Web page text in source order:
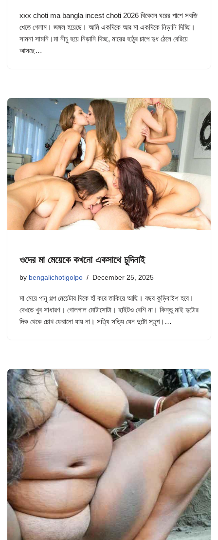
xxx choti ma bangla incest choti 2026 বিকেলে ঘরের পাশে সবজি
খেতে গেলাম। জঙ্গল হয়েছে। আমি একদিকে আর মা একদিকে নিড়ানি দিচ্ছি।
সামনা সামনি।মা নীচু হয়ে নিড়ানি দিচ্ছ, মায়ের হাঠুর চাপে দুধ ঠেলে বেরিয়ে
আসছে…
ওদের মা মেয়েকে কখনো একসাথে চুদিনাই
by bengalichotigolpo December 25, 2025
মা মেয়ে পানু গল্প মেয়েটার দিকে হাঁ করে তাকিয়ে আছি। বছর কুড়িবাইশ হবে।
দেখতে খুব সাধারণ। গোলগাল মোটাসোটা। হাইটও বেশি না। কিন্তু মাই দুটোর
দিক থেকে চোখ ফেরানো যায় না। সত্যি সত্যি যেন দুটো স্তূপ।…